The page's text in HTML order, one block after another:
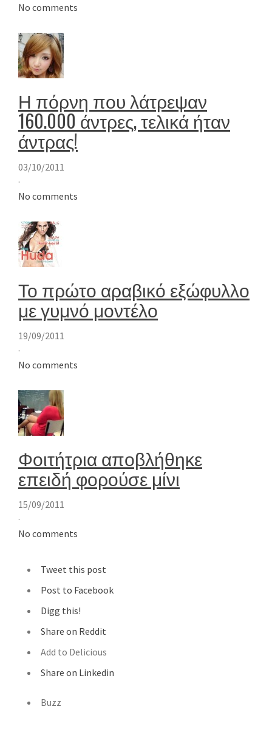
No comments
Η πόρνη που λάτρεψαν
160.000 άντρες, τελικά ήταν
άντρας!
03/10/2011
·
No comments
Το πρώτο αραβικό εξώφυλλο
με γυμνό μοντέλο
19/09/2011
·
No comments
Φοιτήτρια αποβλήθηκε
επειδή φορούσε μίνι
15/09/2011
·
No comments
Tweet this post
Post to Facebook
Digg this!
Share on Reddit
Add to Delicious
Share on Linkedin
Buzz